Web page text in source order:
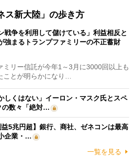
ス新大陸」の歩き方
戦争を利用して儲けている」利益相反と
強まるトランプファミリーの不正蓄財
リー信託が今年1～3月に3000回以上も
ことが明らかになり…
しくはない」イーロン・マスク氏とスペ
の数々「絶対…
益5兆円超】銀行、商社、ゼネコンは最高
企業・…
一覧を見る